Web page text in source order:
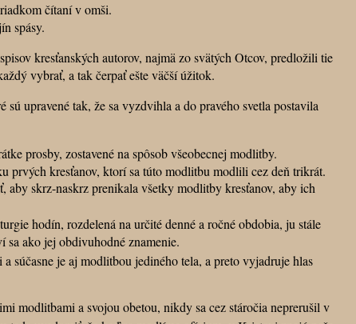
čítaní v omši.
spásy.
kresťanských autorov, najmä zo svätých Otcov, predložili tie
vybrať, a tak čerpať ešte väčší úžitok.
upravené tak, že sa vyzdvihla a do pravého svetla postavila
prosby, zostavené na spôsob všeobecnej modlitby.
kresťanov, ktorí sa túto modlitbu modlili cez deň trikrát.
skrz-naskrz prenikala všetky modlitby kresťanov, aby ich
hodín, rozdelená na určité denné a ročné obdobia, ju stále
ako jej obdivuhodné znamenie.
súčasne je aj modlitbou jediného tela, a preto vyjadruje hlas
modlitbami a svojou obetou, nikdy sa cez stáročia neprerušil v